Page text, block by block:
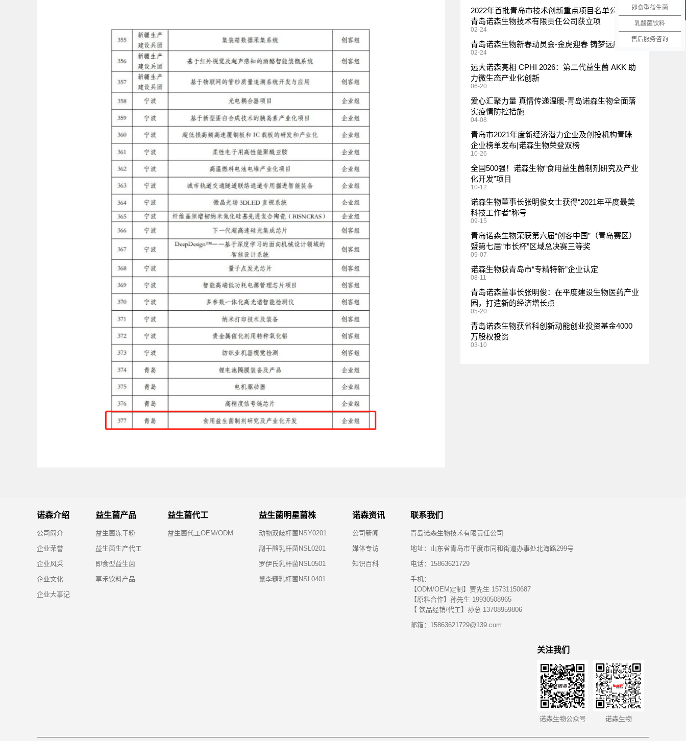
2022年首批青岛市技术创新重点项目名单公布！
青岛诺森生物技术有限责任公司获立项
02-24
青岛诺森生物新春动员会-金虎迎春 铸梦远航
02-24
远大诺森亮相 CPHI 2026：第二代益生菌 AKK 助
力微生态产业化创新
06-20
爱心汇聚力量 真情传递温暖-青岛诺森生物全面落
实疫情防控措施
04-08
青岛市2021年度新经济潜力企业及创投机构青睐
企业榜单发布|诺森生物荣登双榜
10-26
全国500强！诺森生物“食用益生菌制剂研究及产业
化开发”项目
10-12
诺森生物董事长张明俊女士获得“2021年平度最美
科技工作者”称号
09-15
青岛诺森生物荣获第六届“创客中国”（青岛赛区）
暨第七届“市长杯”区域总决赛三等奖
09-07
诺森生物获青岛市“专精特新”企业认定
08-11
青岛诺森董事长张明俊：在平度建设生物医药产业
园，打造新的经济增长点
05-20
青岛诺森生物获省科创新动能创业投资基金4000
万股权投资
03-10
诺森介绍
公司简介
企业荣誉
企业风采
企业文化
企业大事记
益生菌产品
益生菌冻干粉
益生菌生产代工
即食型益生菌
享禾饮料产品
益生菌代工
益生菌代工OEM/ODM
益生菌明星菌株
动物双歧杆菌NSY0201
副干酪乳杆菌NSL0201
罗伊氏乳杆菌NSL0501
鼠李糖乳杆菌NSL0401
诺森资讯
公司新闻
媒体专访
知识百科
联系我们
青岛诺森生物技术有限责任公司
地址：山东省青岛市平度市同和街道办事处北海路299号
电话：15863621729
手机：
【ODM/OEM定制】贾先生 15731150687
【原料合作】孙先生 19930508965
【 饮品经销/代工】孙总 13708959806
邮箱：15863621729@139.com
关注我们
诺森生物公众号 诺森生物
即食型益生菌
乳酸菌饮料
售后服务咨询